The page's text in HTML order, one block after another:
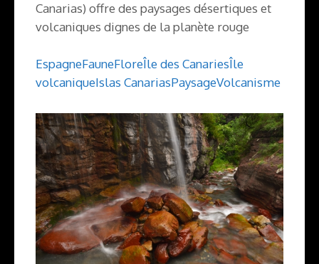
Canarias) offre des paysages désertiques et
volcaniques dignes de la planète rouge
EspagneFauneFloreÎle des CanariesÎle
volcaniqueIslas CanariasPaysageVolcanisme